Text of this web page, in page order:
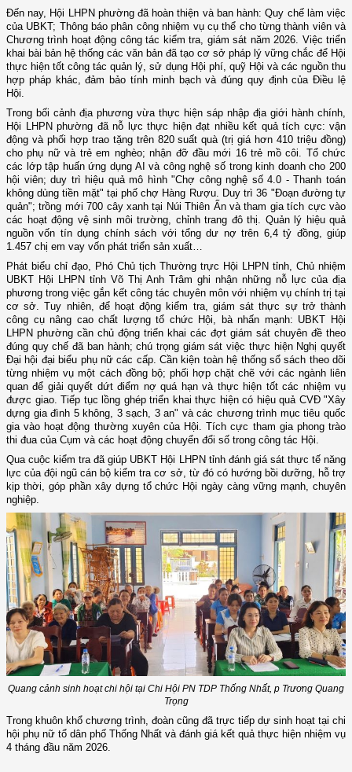
Đến nay, Hội LHPN phường đã hoàn thiện và ban hành: Quy chế làm việc
của UBKT; Thông báo phân công nhiệm vụ cụ thể cho từng thành viên và
Chương trình hoạt động công tác kiểm tra, giám sát năm 2026. Việc triển
khai bài bản hệ thống các văn bản đã tạo cơ sở pháp lý vững chắc để Hội
thực hiện tốt công tác quản lý, sử dụng Hội phí, quỹ Hội và các nguồn thu
hợp pháp khác, đảm bảo tính minh bạch và đúng quy định của Điều lệ
Hội.
Trong bối cảnh địa phương vừa thực hiện sáp nhập địa giới hành chính,
Hội LHPN phường đã nỗ lực thực hiện đạt nhiều kết quả tích cực: vận
động và phối hợp trao tặng trên 820 suất quà (trị giá hơn 410 triệu đồng)
cho phụ nữ và trẻ em nghèo; nhận đỡ đầu mới 16 trẻ mồ côi. Tổ chức
các lớp tập huấn ứng dụng AI và công nghệ số trong kinh doanh cho 200
hội viên; duy trì hiệu quả mô hình "Chợ công nghệ số 4.0 - Thanh toán
không dùng tiền mặt" tại phố chợ Hàng Rượu. Duy trì 36 "Đoạn đường tự
quản"; trồng mới 700 cây xanh tại Núi Thiên Ấn và tham gia tích cực vào
các hoạt động vệ sinh môi trường, chỉnh trang đô thị. Quản lý hiệu quả
nguồn vốn tín dụng chính sách với tổng dư nợ trên 6,4 tỷ đồng, giúp
1.457 chị em vay vốn phát triển sản xuất…
Phát biểu chỉ đạo, Phó Chủ tịch Thường trực Hội LHPN tỉnh, Chủ nhiệm
UBKT Hội LHPN tỉnh Võ Thị Anh Trâm ghi nhận những nỗ lực của địa
phương trong việc gắn kết công tác chuyên môn với nhiệm vụ chính trị tại
cơ sở. Tuy nhiên, để hoạt động kiểm tra, giám sát thực sự trở thành
công cụ nâng cao chất lượng tổ chức Hội, bà nhấn mạnh: UBKT Hội
LHPN phường cần chủ động triển khai các đợt giám sát chuyên đề theo
đúng quy chế đã ban hành; chú trọng giám sát việc thực hiện Nghị quyết
Đại hội đại biểu phụ nữ các cấp. Cần kiện toàn hệ thống sổ sách theo dõi
từng nhiệm vụ một cách đồng bộ; phối hợp chặt chẽ với các ngành liên
quan để giải quyết dứt điểm nợ quá hạn và thực hiện tốt các nhiệm vụ
được giao. Tiếp tục lồng ghép triển khai thực hiện có hiệu quả CVĐ "Xây
dựng gia đình 5 không, 3 sạch, 3 an" và các chương trình mục tiêu quốc
gia vào hoạt động thường xuyên của Hội. Tích cực tham gia phong trào
thi đua của Cụm và các hoạt động chuyển đổi số trong công tác Hội.
Qua cuộc kiểm tra đã giúp UBKT Hội LHPN tỉnh đánh giá sát thực tế năng
lực của đội ngũ cán bộ kiểm tra cơ sở, từ đó có hướng bồi dưỡng, hỗ trợ
kịp thời, góp phần xây dựng tổ chức Hội ngày càng vững mạnh, chuyên
nghiệp.
Quang cảnh sinh hoạt chi hội tại Chi Hội PN TDP Thống Nhất, p Trương Quang
Trọng
Trong khuôn khổ chương trình, đoàn cũng đã trực tiếp dự sinh hoạt tại chi
hội phụ nữ tổ dân phố Thống Nhất và đánh giá kết quả thực hiện nhiệm vụ
4 tháng đầu năm 2026.